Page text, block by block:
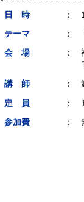
日 時 ：
テーマ ：
会 場
：
講 師
：
定 員
：
参加費
：